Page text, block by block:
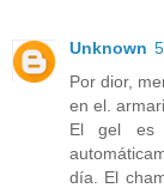
Unknown
Por dior,
en el.
El gel es
día. El